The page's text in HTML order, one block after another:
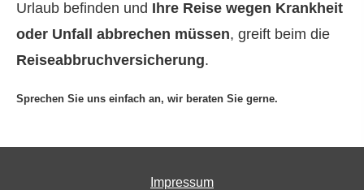
Urlaub befinden und Ihre Reise wegen Krankheit
oder Unfall abbrechen müssen, greift beim die
Reiseabbruchversicherung.
Sprechen Sie uns einfach an, wir beraten Sie gerne.
Impressum